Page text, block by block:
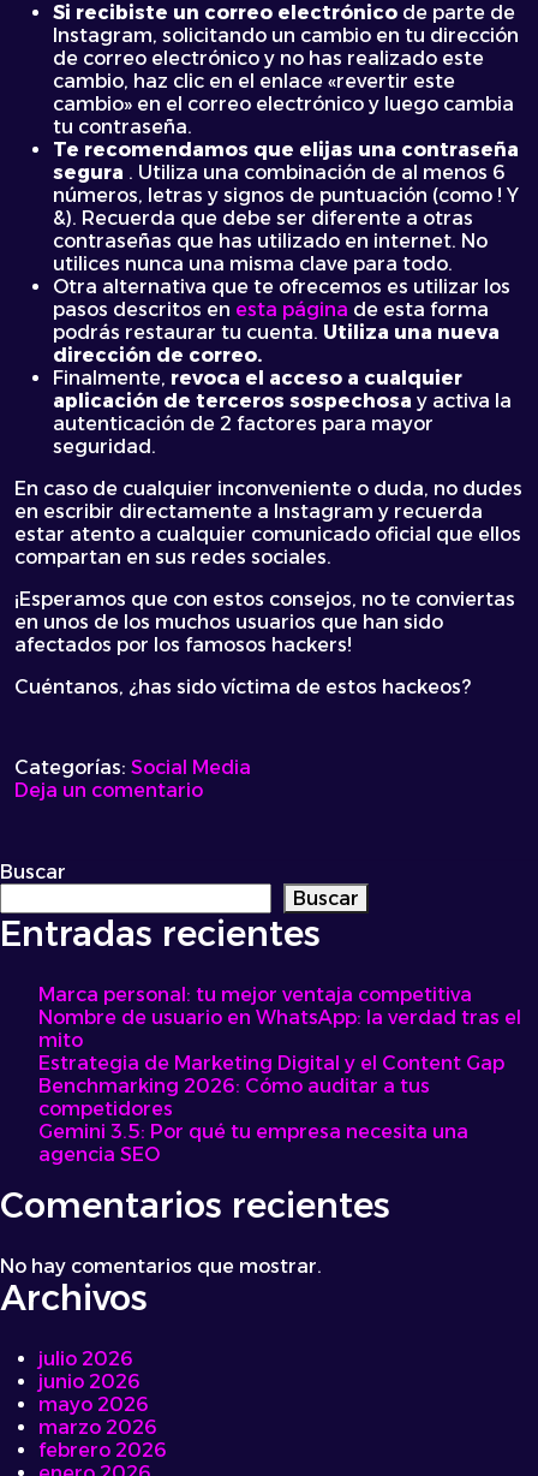
Si recibiste un correo electrónico de parte de
Instagram, solicitando un cambio en tu dirección
de correo electrónico y no has realizado este
cambio, haz clic en el enlace «revertir este
cambio» en el correo electrónico y luego cambia
tu contraseña.
Te recomendamos que elijas una contraseña
segura . Utiliza una combinación de al menos 6
números, letras y signos de puntuación (como ! Y
&). Recuerda que debe ser diferente a otras
contraseñas que has utilizado en internet. No
utilices nunca una misma clave para todo.
Otra alternativa que te ofrecemos es utilizar los
pasos descritos en esta página de esta forma
podrás restaurar tu cuenta. Utiliza una nueva
dirección de correo.
Finalmente, revoca el acceso a cualquier
aplicación de terceros sospechosa y activa la
autenticación de 2 factores para mayor
seguridad.
En caso de cualquier inconveniente o duda, no dudes
en escribir directamente a Instagram y recuerda
estar atento a cualquier comunicado oficial que ellos
compartan en sus redes sociales.
¡Esperamos que con estos consejos, no te conviertas
en unos de los muchos usuarios que han sido
afectados por los famosos hackers!
Cuéntanos, ¿has sido víctima de estos hackeos?
Categorías: Social Media
Deja un comentarioon
Te
contamos
de
qué
trata
Buscar
Buscar
Entradas recientes
Marca personal: tu mejor ventaja competitiva
Nombre de usuario en WhatsApp: la verdad tras el
mito
Estrategia de Marketing Digital y el Content Gap
Benchmarking 2026: Cómo auditar a tus
competidores
Gemini 3.5: Por qué tu empresa necesita una
agencia SEO
Comentarios recientes
No hay comentarios que mostrar.
Archivos
julio 2026
junio 2026
mayo 2026
marzo 2026
febrero 2026